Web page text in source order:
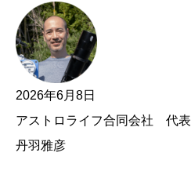
2026年6月8日
アストロライフ合同会社 代表
丹羽雅彦